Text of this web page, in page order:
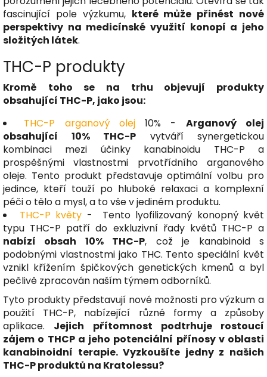
fascinující pole výzkumu, které může přinést nové
perspektivy na medicínské využití konopí a jeho
složitých látek.
THC-P produkty
Kromě toho se na trhu objevují produkty
obsahující THC-P, jako jsou:
THC-P arganový olej10% - Arganový olej
obsahující 10% THC-P vytváří synergetickou
kombinaci mezi účinky kanabinoidu THC-P a
prospěšnými vlastnostmi prvotřídního arganového
oleje. Tento produkt představuje optimální volbu pro
jedince, kteří touží po hluboké relaxaci a komplexní
péči o tělo a mysl, a to vše v jediném produktu.
THC-P květy - Tento lyofilizovaný konopný květ
typu THC-P patří do exkluzivní řady květů THC-P a
nabízí obsah 10% THC-P, což je kanabinoid s
podobnými vlastnostmi jako THC. Tento speciální květ
vznikl křížením špičkových genetických kmenů a byl
pečlivě zpracován naším týmem odborníků.
Tyto produkty představují nové možnosti pro výzkum a
použití THC-P, nabízející různé formy a způsoby
aplikace. Jejich přítomnost podtrhuje rostoucí
zájem o THCP a jeho potenciální přínosy v oblasti
kanabinoidní terapie. Vyzkoušíte jedny z našich
THC-P produktů na Kratolessu?